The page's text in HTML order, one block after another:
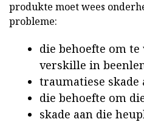
produkte moet wees
probleme:
die behoefte om
verskille in
traumatiese skade
die behoefte om
skade aan die